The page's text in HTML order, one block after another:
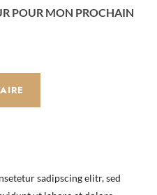
POUR MON PROCHAIN
sadipscing elitr, sed